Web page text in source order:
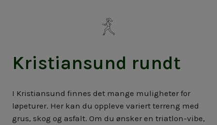
Kristiansund rundt
I Kristiansund finnes det mange muligheter for
løpeturer. Her kan du oppleve variert terreng med
grus, skog og asfalt. Om du ønsker en triatlon-vibe,